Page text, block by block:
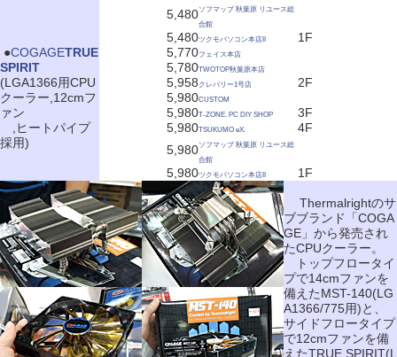
5,480ソフマップ 秋葉原 リユース総
合館
5,480ツクモパソコン本店II
1F
●COGAGETRUE
SPIRIT
(LGA1366用CPU
クーラー,12cmフ
ァン
,ヒートパイプ
採用)
5,770フェイス本店
5,780TWOTOP秋葉原本店
5,958 クレバリー1号店
2F
5,980CUSTOM
5,980T-ZONE. PC DIY SHOP
3F
5,980TSUKUMO eX.
4F
5,980ソフマップ 秋葉原 リユース総
合館
5,980ツクモパソコン本店II 1F
Thermalrightのサ
ブブランド「COGA
GE」から発売され
たCPUクーラー。
トップフロータイ
プで14cmファンを
備えたMST-140(LG
A1366/775用)と、
サイドフロータイプ
で12cmファンを備
えたTRUE SPIRIT(L